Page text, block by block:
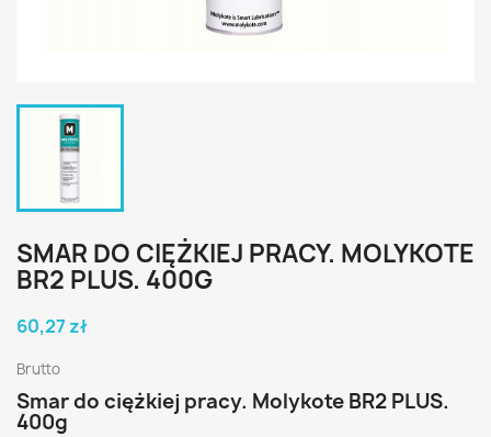
SMAR DO CIĘŻKIEJ PRACY. MOLYKOTE
BR2 PLUS. 400G
60,27 zł
Brutto
Smar do ciężkiej pracy. Molykote BR2 PLUS.
400g